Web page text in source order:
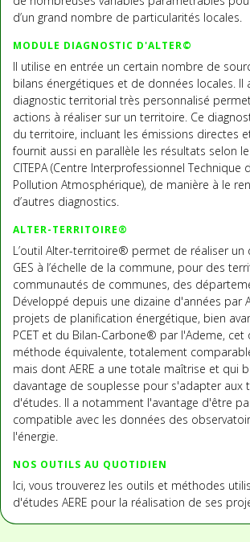
d’un grand nombre de particularités locales.
MODULE DIAGNOSTIC D'ALTER©
Il utilise en entrée un certain nombre de
bilans énergétiques et de données locales. Il
diagnostic territorial très personnalisé
actions à réaliser sur un territoire. Ce
du territoire, incluant les émissions directes
fournit aussi en parallèle les résultats selon
CITEPA (Centre Interprofessionnel Technique
Pollution Atmosphérique), de manière à le
d’autres diagnostics.
ALTER-TERRITOIRE®
L’outil Alter-territoire® permet de réaliser un
GES à l’échelle de la commune, pour des
communautés de communes, des
Développé depuis une dizaine d'années par
projets de planification énergétique, bien
PCET et du Bilan-Carbone® par l'Ademe, cet
méthode équivalente, totalement
mais dont AERE a une totale maîtrise et qui
davantage de souplesse pour s'adapter aux
d'études. Il a notamment l'avantage d'être
compatible avec les données des
l'énergie.
NOS OUTILS AU QUOTIDIEN
Ici, vous trouverez les outils et méthodes
d'études AERE pour la réalisation de ses